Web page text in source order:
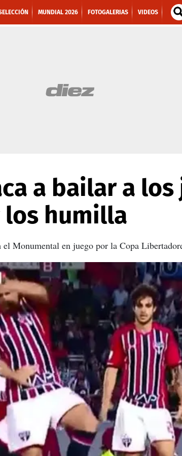
MUNDIAL 2026 FOTOGALERIAS VIDEOS
a bailar a
los humilla
Monumental en juego por la Copa